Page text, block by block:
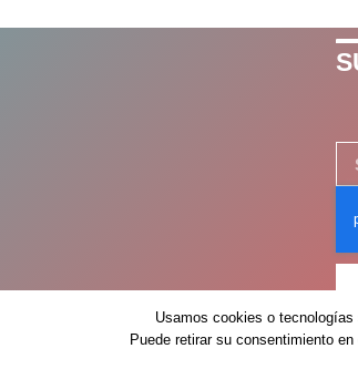
Despertar México – 2026 – Derechos
Usamos cookies o
Puede retirar su consentimiento